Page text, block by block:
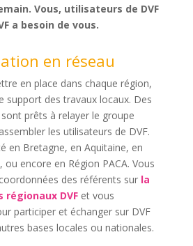
Vous, utilisateurs de DVF
a besoin de vous.
en réseau
en place dans chaque région,
support des travaux locaux. Des
prêts à relayer le groupe
les utilisateurs de DVF.
en Bretagne, en Aquitaine, en
ou encore en Région PACA. Vous
des référents sur la
régionaux DVFet vous
participer et échanger sur DVF
bases locales ou nationales.